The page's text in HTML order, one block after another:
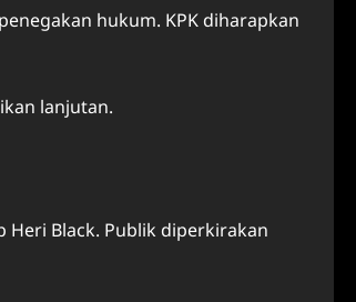
hukum. KPK diharapkan
lanjutan.
Black. Publik diperkirakan